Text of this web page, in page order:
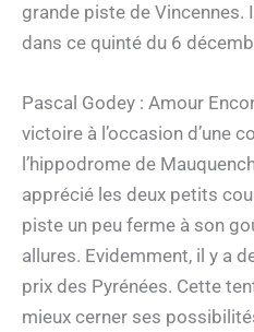
grande piste de Vincennes.
dans ce quinté du 6
Pascal Godey : Amour
victoire à l’occasion d’une
l’hippodrome de
apprécié les deux petits
piste un peu ferme à son
allures. Evidemment, il y a
prix des Pyrénées. Cette
mieux cerner ses